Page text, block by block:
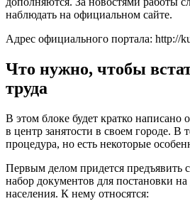
наблюдать на официальном сайте.
Адрес официального портала: http://
Что нужно, чтобы
труда
В этом блоке будет кратко написано
в центр занятости в своем городе. В
процедура, но есть некоторые
Первым делом придется предъявить
набор документов для постановки на
населения. К нему относятся: